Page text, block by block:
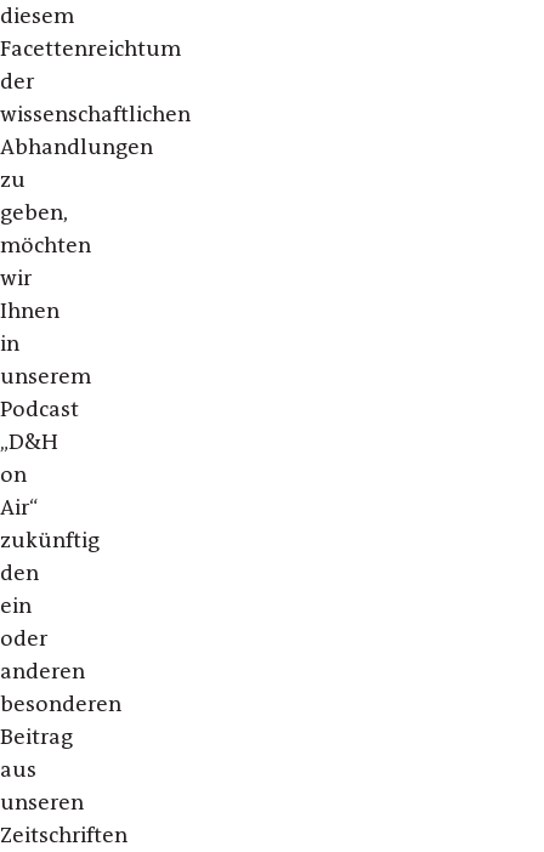
diesem
Facettenreichtum
der
wissenschaftlichen
Abhandlungen
zu
geben,
möchten
wir
Ihnen
in
unserem
Podcast
„D&H
on
Air“
zukünftig
den
ein
oder
anderen
besonderen
Beitrag
aus
unseren
Zeitschriften